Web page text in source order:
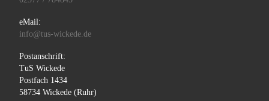
eMail:
info@tus-wickede.de
Postanschrift:
TuS Wickede
Postfach 1434
58734 Wickede (Ruhr)